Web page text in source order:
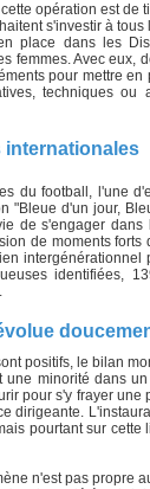
opération est
s'investir à tous
place dans les
femmes. Avec eux,
pour mettre
techniques ou
internationales
du football, l'une
"Bleue d'un jour,
de s'engager
de moments
intergénérationnel
identifiées,
positifs, le bilan
une minorité dans
pour s'y frayer
dirigeante.
pourtant sur
n'est pas propre